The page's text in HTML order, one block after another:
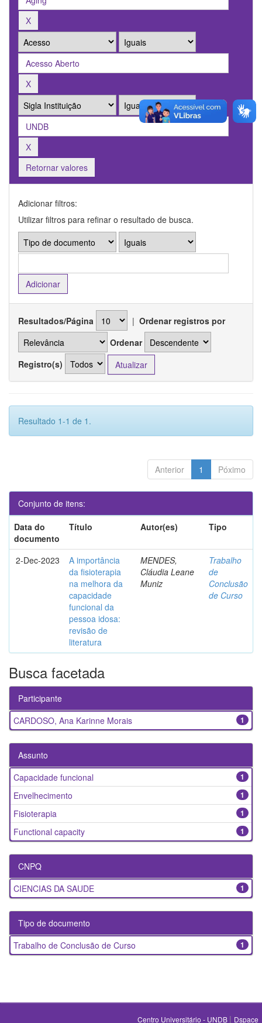
Retornar valores
Adicionar filtros:
Utilizar filtros para refinar o resultado de busca.
Resultados/Página | Ordenar registros por
Ordenar
Registro(s)
Resultado 1-1 de 1.
Anterior 1 Póximo
Conjunto de itens:
Data do
documento
Título Autor(es) Tipo
2-Dec-2023
A importância
da fisioterapia
na melhora da
capacidade
funcional da
pessoa idosa:
revisão de
literatura
MENDES,
Cláudia Leane
Muniz
Trabalho
de
Conclusão
de Curso
Busca facetada
Participante
1
CARDOSO, Ana Karinne Morais
Assunto
1
Capacidade funcional
1
Envelhecimento
1
Fisioterapia
1
Functional capacity
CNPQ
1
CIENCIAS DA SAUDE
Tipo de documento
1
Trabalho de Conclusão de Curso
Centro Universitário - UNDB | Dspace